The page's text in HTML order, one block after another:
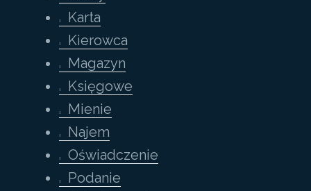
Karta
Kierowca
Magazyn
Księgowe
Mienie
Najem
Oświadczenie
Podanie